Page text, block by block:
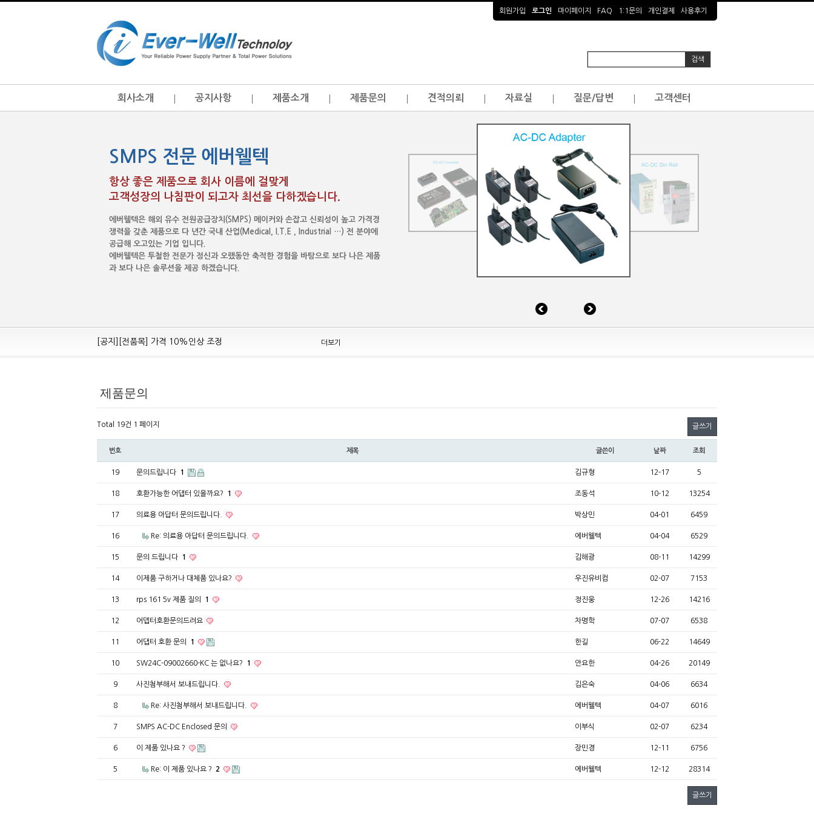
회원가입 로그인 마이페이지 FAQ 1:1문의 개인결제 사용후기
회사소개 공지사항 제품소개 제품문의 견적의뢰 자료실 질문/답변 고객센터
SMPS 전문 에버웰텍
항상 좋은 제품으로 회사 이름에 걸맞게
고객성장의 나침판이 되고자 최선을 다하겠습니다.
에버웰텍은 해외 유수 전원공급장치(SMPS) 메이커와 손잡고 신뢰성이 높고 가격경
쟁력을 갖춘 제품으로 다 년간 국내 산업(Medical, I.T.E , Industrial …) 전 분야에
공급해 오고있는 기업 입니다.
에버웰텍은 투철한 전문가 정신과 오랬동안 축적한 경험을 바탕으로 보다 나은 제품
과 보다 나은 솔루션을 제공 하겠습니다.
[공지][Mean Well 제품 전품목] 10% 가격 인하 조정
[공지][전품목] 가격 10%인상 조정
[공지][민웰] 전품목 가격 조정의건
[민웰] "LRS, RS, SE Sereis " 가격 대폭 인하​
[공지]SMPS 저가형 [기획상품] 출시
[공지][민웰] [민웰] 인버터 "정현파 / 유사 정현파" 시리즈 제품을 출시
[공지][민웰] LED 방수형 (CLG / CEN / HLG)시리즈 제품 출시
더보기
제품문의
Total 19건 1 페이지 글쓰기
번호 제목 글쓴이 날짜 조회
19 문의드립니다 1 김규형 12-17 5
18 호환가능한 어댑터 있을까요? 1 조동석 10-12 13254
17 의료용 아답터 문의드립니다. 박상민 04-01 6459
16 Re: 의료용 아답터 문의드립니다. 에버웰텍 04-04 6529
15 문의 드립니다 1 김해광 08-11 14299
14 이제품 구하거나 대체품 있나요? 우진유비컴 02-07 7153
13 rps 161 5v 제품 질의 1 정진웅 12-26 14216
12 어뎁터호환문의드려요 차명학 07-07 6538
11 어댑터 호환 문의 1 한길 06-22 14649
10 SW24C-09002660-KC 는 없나요? 1 안요한 04-26 20149
9 사진첨부해서 보내드립니다. 김은숙 04-06 6634
8 Re: 사진첨부해서 보내드립니다. 에버웰텍 04-07 6016
7 SMPS AC-DC Enclosed 문의 이부식 02-07 6234
6 이 제품 있나요 ? 장민경 12-11 6756
5 Re: 이 제품 있나요 ? 2 에버웰텍 12-12 28314
글쓰기